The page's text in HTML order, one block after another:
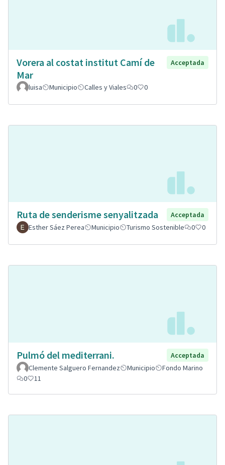
Vorera al costat institut Camí de
Mar
Acceptada
luisa Municipio Calles y Viales 0 0
Ruta de senderisme senyalitzada
Acceptada
Esther Sáez Perea
Municipio Turismo Sostenible 0 0
Pulmó del mediterrani.
Acceptada
Clemente Salguero Fernandez
Municipio
Fondo Marino
0
11